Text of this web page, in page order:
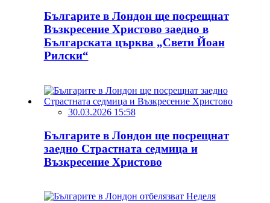
Българите в Лондон ще посрещнат
Възкресение Христово заедно в
Българската църква „Свети Йоан
Рилски“
30.03.2026 15:58
Българите в Лондон ще посрещнат
заедно Страстната седмица и
Възкресение Христово